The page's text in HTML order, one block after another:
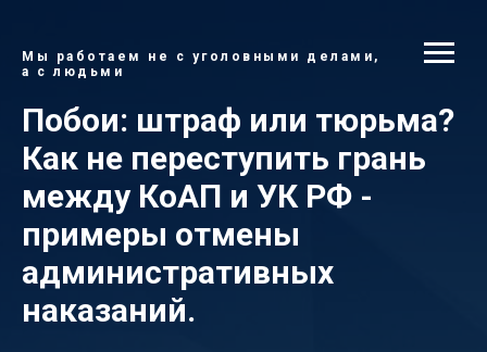
Мы работаем не с уголовными делами,
а с людьми
Побои: штраф или тюрьма?
Как не переступить грань
между КоАП и УК РФ -
примеры отмены
административных
наказаний.